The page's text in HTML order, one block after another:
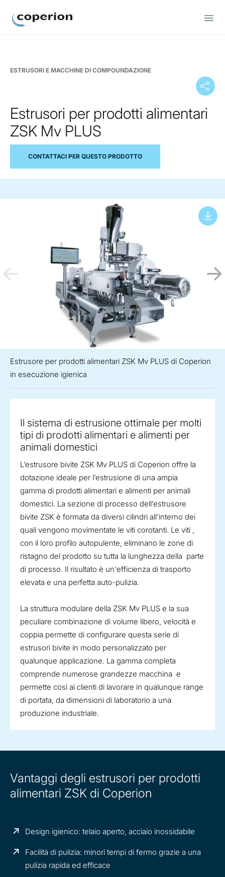
ESTRUSORI E MACCHINE DI COMPOUNDAZIONE
Estrusori per prodotti alimentari
ZSK Mv PLUS
CONTATTACI PER QUESTO PRODOTTO
Estrusore per prodotti alimentari ZSK Mv PLUS di Coperion
in esecuzione igienica
Il sistema di estrusione ottimale per molti
tipi di prodotti alimentari e alimenti per
animali domestici
L’estrusore bivite ZSK Mv PLUS di Coperion offre la
dotazione ideale per l’estrusione di una ampia
gamma di prodotti alimentari e alimenti per animali
domestici. La sezione di processo dell’estrusore
bivite ZSK è formata da diversi cilindri all’interno dei
quali vengono movimentate le viti corotanti. Le viti ,
con il loro profilo autopulente, eliminano le zone di
ristagno del prodotto su tutta la lunghezza della parte
di processo. Il risultato è un'efficienza di trasporto
elevata e una perfetta auto-pulizia.
La struttura modulare della ZSK Mv PLUS e la sua
peculiare combinazione di volume libero, velocità e
coppia permette di configurare questa serie di
estrusori bivite in modo personalizzato per
qualunque applicazione. La gamma completa
comprende numerose grandezze macchina e
permette così ai clienti di lavorare in qualunque range
di portata, da dimensioni di laboratorio a una
produzione industriale.
Vantaggi degli estrusori per prodotti
alimentari ZSK di Coperion
Design igienico: telaio aperto, acciaio inossidabile
Facilità di pulizia: minori tempi di fermo grazie a una
pulizia rapida ed efficace